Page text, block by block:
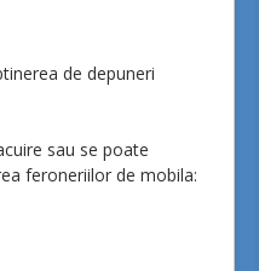
de depuneri
sau se poate
feroneriilor de mobila: